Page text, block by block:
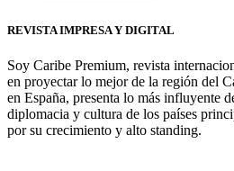
REVISTA IMPRESA Y DIGITAL
Soy Caribe Premium, revista
en proyectar lo mejor de la región del
en España, presenta lo más influyente
diplomacia y cultura de los países
por su crecimiento y alto standing.